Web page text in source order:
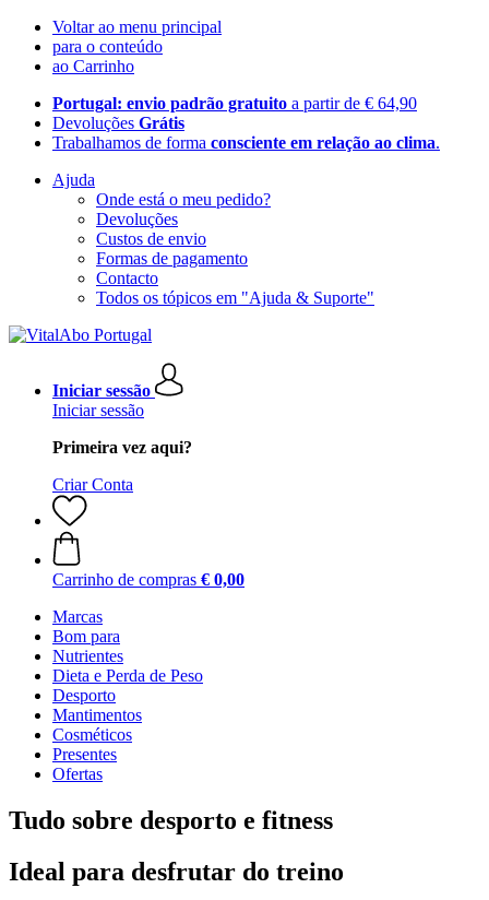
Voltar ao menu principal
para o conteúdo
ao Carrinho
Portugal: envio padrão gratuito a partir de € 64,90
Devoluções Grátis
Trabalhamos de forma consciente em relação ao clima.
Ajuda
Onde está o meu pedido?
Devoluções
Custos de envio
Formas de pagamento
Contacto
Todos os tópicos em "Ajuda & Suporte"
Iniciar sessão
Iniciar sessão
Primeira vez aqui?
Criar Conta
Carrinho de compras € 0,00
Marcas
Bom para
Nutrientes
Dieta e Perda de Peso
Desporto
Mantimentos
Cosméticos
Presentes
Ofertas
Tudo sobre desporto e fitness
Ideal para desfrutar do treino